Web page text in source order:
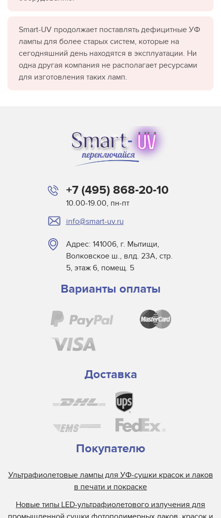
Smart-UV продолжает поставлять дефицитные УФ
лампы для более старых систем, которые на
сегодняшний день находятся в эксплуатации. Ни
одна другая компания не располагает ресурсами
для изготовления таких ламп.
+7 (495) 868-20-10
10.00-19.00, пн-пт
info@smart-uv.ru
Адрес: 141006, г. Мытищи,
Волковское ш., влд. 23А, стр.
5, этаж 6, помещ. 5
Варианты оплаты
Доставка
Покупателю
Ультрафиолетовые лампы для УФ-сушки красок и лаков
в печати и покраске
Новые типы LED-ультрафиолетового излучения для